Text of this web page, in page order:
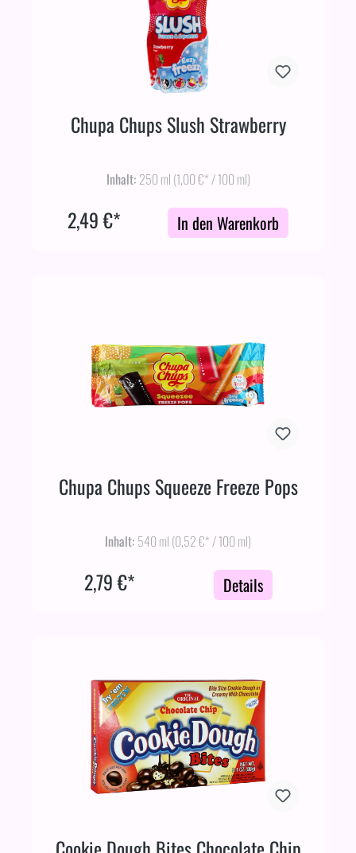
Chupa Chups Slush Strawberry
Inhalt: 250 ml (1,00 €* / 100 ml)
2,49 €* In den Warenkorb
Chupa Chups Squeeze Freeze Pops
Inhalt: 540 ml (0,52 €* / 100 ml)
2,79 €* Details